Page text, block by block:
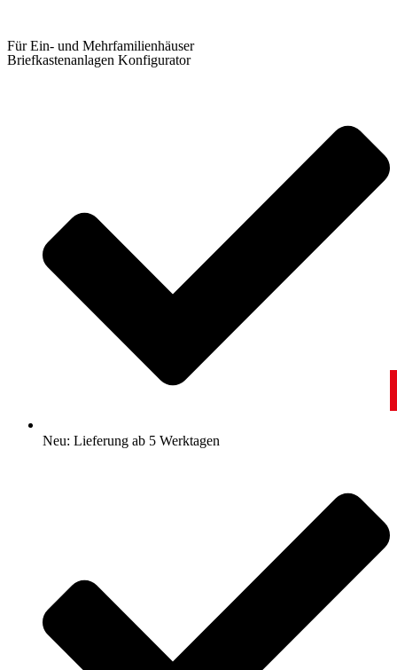
Für Ein- und Mehrfamilienhäuser
Briefkastenanlagen Konfigurator
Neu: Lieferung ab 5 Werktagen